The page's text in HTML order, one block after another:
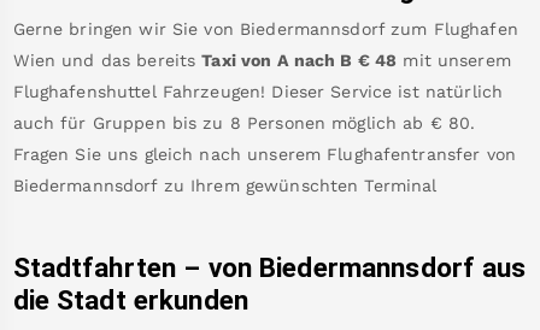
Gerne bringen wir Sie von Biedermannsdorf zum Flughafen
Wien und das bereits Taxi von A nach B € 48 mit unserem
Flughafenshuttel Fahrzeugen! Dieser Service ist natürlich
auch für Gruppen bis zu 8 Personen möglich ab € 80.
Fragen Sie uns gleich nach unserem Flughafentransfer von
Biedermannsdorf zu Ihrem gewünschten Terminal
Stadtfahrten – von Biedermannsdorf aus
die Stadt erkunden